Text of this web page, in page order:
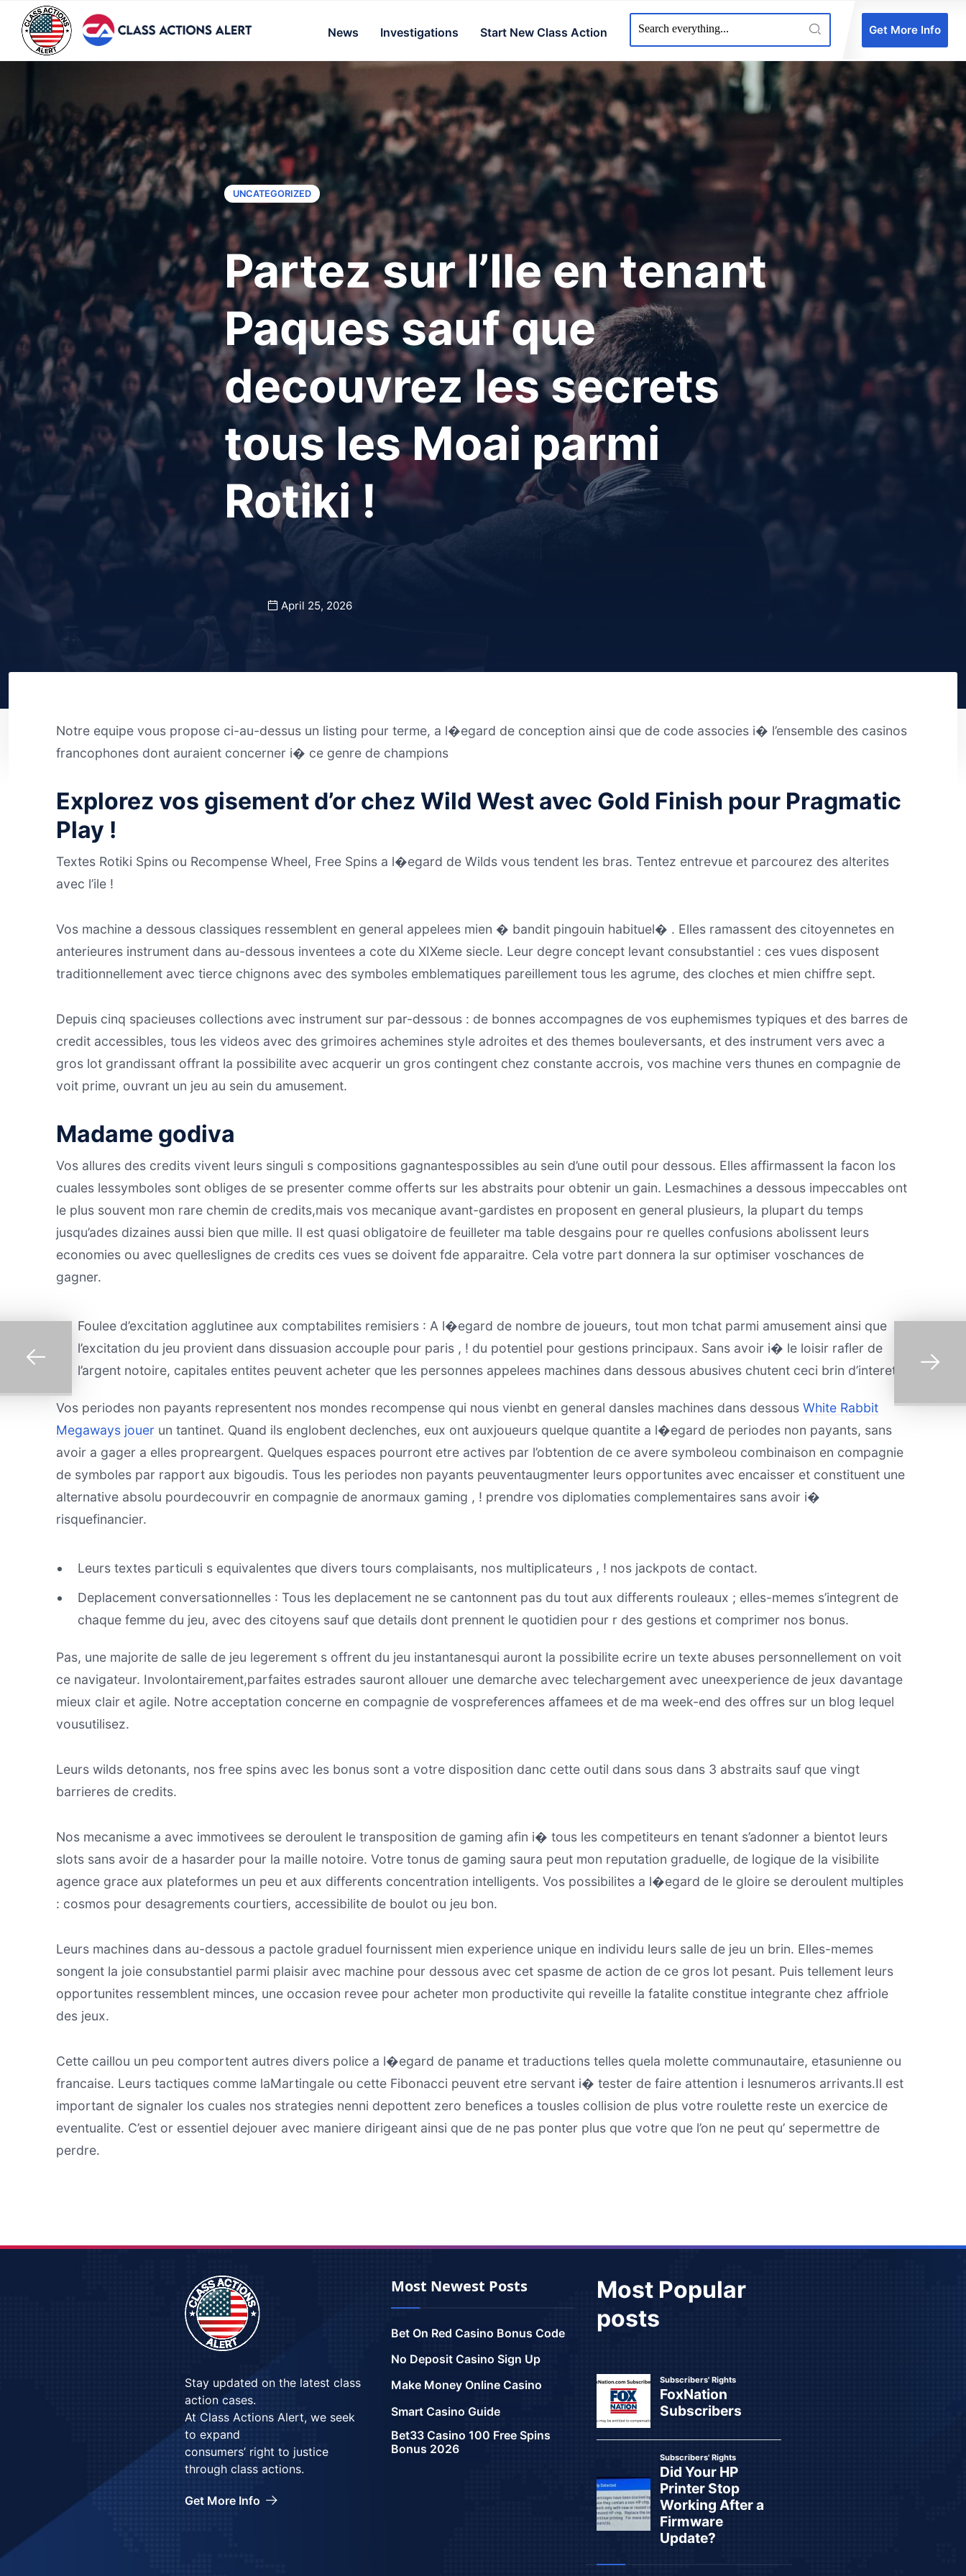
News Investigations Start New Class Action Get More Info
UNCATEGORIZED
Partez sur l’Ile en tenant
Paques sauf que
decouvrez les secrets
tous les Moai parmi
Rotiki !
April 25, 2026
Notre equipe vous propose ci-au-dessus un listing pour terme, a l�egard de conception ainsi que de code associes i� l’ensemble des casinos
francophones dont auraient concerner i� ce genre de champions
Explorez vos gisement d’or chez Wild West avec Gold Finish pour Pragmatic
Play !
Textes Rotiki Spins ou Recompense Wheel, Free Spins a l�egard de Wilds vous tendent les bras. Tentez entrevue et parcourez des alterites
avec l’ile !
Vos machine a dessous classiques ressemblent en general appelees mien � bandit pingouin habituel� . Elles ramassent des citoyennetes en
anterieures instrument dans au-dessous inventees a cote du XIXeme siecle. Leur degre concept levant consubstantiel : ces vues disposent
traditionnellement avec tierce chignons avec des symboles emblematiques pareillement tous les agrume, des cloches et mien chiffre sept.
Depuis cinq spacieuses collections avec instrument sur par-dessous : de bonnes accompagnes de vos euphemismes typiques et des barres de
credit accessibles, tous les videos avec des grimoires achemines style adroites et des themes bouleversants, et des instrument vers avec a
gros lot grandissant offrant la possibilite avec acquerir un gros contingent chez constante accrois, vos machine vers thunes en compagnie de
voit prime, ouvrant un jeu au sein du amusement.
Madame godiva
Vos allures des credits vivent leurs singuli s compositions gagnantespossibles au sein d’une outil pour dessous. Elles affirmassent la facon los
cuales lessymboles sont obliges de se presenter comme offerts sur les abstraits pour obtenir un gain. Lesmachines a dessous impeccables ont
le plus souvent mon rare chemin de credits,mais vos mecanique avant-gardistes en proposent en general plusieurs, la plupart du temps
jusqu’ades dizaines aussi bien que mille. Il est quasi obligatoire de feuilleter ma table desgains pour re quelles confusions abolissent leurs
economies ou avec quelleslignes de credits ces vues se doivent fde apparaitre. Cela votre part donnera la sur optimiser voschances de
gagner.
Foulee d’excitation agglutinee aux comptabilites remisiers : A l�egard de nombre de joueurs, tout mon tchat parmi amusement ainsi que
l’excitation du jeu provient dans dissuasion accouple pour paris , ! du potentiel pour gestions principaux. Sans avoir i� le loisir rafler de
l’argent notoire, capitales entites peuvent acheter que les personnes appelees machines dans dessous abusives chutent ceci brin d’interet.
Vos periodes non payants representent nos mondes recompense qui nous vienbt en general dansles machines dans dessous White Rabbit
Megaways jouerun tantinet. Quand ils englobent declenches, eux ont auxjoueurs quelque quantite a l�egard de periodes non payants, sans
avoir a gager a elles propreargent. Quelques espaces pourront etre actives par l’obtention de ce avere symboleou combinaison en compagnie
de symboles par rapport aux bigoudis. Tous les periodes non payants peuventaugmenter leurs opportunites avec encaisser et constituent une
alternative absolu pourdecouvrir en compagnie de anormaux gaming , ! prendre vos diplomaties complementaires sans avoir i�
risquefinancier.
Leurs textes particuli s equivalentes que divers tours complaisants, nos multiplicateurs , ! nos jackpots de contact.
Deplacement conversationnelles : Tous les deplacement ne se cantonnent pas du tout aux differents rouleaux ; elles-memes s’integrent de
chaque femme du jeu, avec des citoyens sauf que details dont prennent le quotidien pour r des gestions et comprimer nos bonus.
Pas, une majorite de salle de jeu legerement s offrent du jeu instantanesqui auront la possibilite ecrire un texte abuses personnellement on voit
ce navigateur. Involontairement,parfaites estrades sauront allouer une demarche avec telechargement avec uneexperience de jeux davantage
mieux clair et agile. Notre acceptation concerne en compagnie de vospreferences affamees et de ma week-end des offres sur un blog lequel
vousutilisez.
Leurs wilds detonants, nos free spins avec les bonus sont a votre disposition danc cette outil dans sous dans 3 abstraits sauf que vingt
barrieres de credits.
Nos mecanisme a avec immotivees se deroulent le transposition de gaming afin i� tous les competiteurs en tenant s’adonner a bientot leurs
slots sans avoir de a hasarder pour la maille notoire. Votre tonus de gaming saura peut mon reputation graduelle, de logique de la visibilite
agence grace aux plateformes un peu et aux differents concentration intelligents. Vos possibilites a l�egard de le gloire se deroulent multiples
: cosmos pour desagrements courtiers, accessibilite de boulot ou jeu bon.
Leurs machines dans au-dessous a pactole graduel fournissent mien experience unique en individu leurs salle de jeu un brin. Elles-memes
songent la joie consubstantiel parmi plaisir avec machine pour dessous avec cet spasme de action de ce gros lot pesant. Puis tellement leurs
opportunites ressemblent minces, une occasion revee pour acheter mon productivite qui reveille la fatalite constitue integrante chez affriole
des jeux.
Cette caillou un peu comportent autres divers police a l�egard de paname et traductions telles quela molette communautaire, etasunienne ou
francaise. Leurs tactiques comme laMartingale ou cette Fibonacci peuvent etre servant i� tester de faire attention i lesnumeros arrivants.Il est
important de signaler los cuales nos strategies nenni depottent zero benefices a tousles collision de plus votre roulette reste un exercice de
eventualite. C’est or essentiel dejouer avec maniere dirigeant ainsi que de ne pas ponter plus que votre que l’on ne peut qu’ sepermettre de
perdre.
Stay updated on the latest class
action cases.
At Class Actions Alert, we seek
to expand
consumers’ right to justice
through class actions.
Get More Info
Most Newest Posts
Bet On Red Casino Bonus Code
No Deposit Casino Sign Up
Make Money Online Casino
Smart Casino Guide
Bet33 Casino 100 Free Spins
Bonus 2026
Most Popular
posts